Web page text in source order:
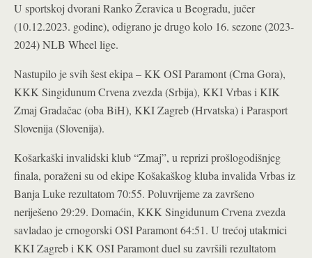
U sportskoj dvorani Ranko Žeravica u Beogradu, jučer
(10.12.2023. godine), odigrano je drugo kolo 16. sezone (2023-
2024) NLB Wheel lige.
Nastupilo je svih šest ekipa – KK OSI Paramont (Crna Gora),
KKK Singidunum Crvena zvezda (Srbija), KKI Vrbas i KIK
Zmaj Gradačac (oba BiH), KKI Zagreb (Hrvatska) i Parasport
Slovenija (Slovenija).
Košarkaški invalidski klub “Zmaj”, u reprizi prošlogodišnjeg
finala, poraženi su od ekipe Košakaškog kluba invalida Vrbas iz
Banja Luke rezultatom 70:55. Poluvrijeme za završeno
neriješeno 29:29. Domaćin, KKK Singidunum Crvena zvezda
savladao je crnogorski OSI Paramont 64:51. U trećoj utakmici
KKI Zagreb i KK OSI Paramont duel su završili rezultatom